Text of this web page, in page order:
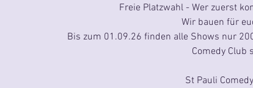
Freie Platzwahl - Wer zuerst
Wir bauen für
Bis zum 01.09.26 finden alle Shows nur
Comedy Club
St Pauli